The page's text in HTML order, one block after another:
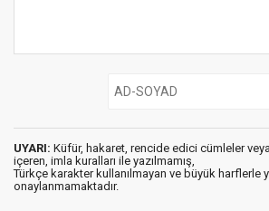
UYARI: Küfür, hakaret, rencide edici cümleler
içeren, imla kuralları ile yazılmamış,
Türkçe karakter kullanılmayan ve büyük harflerle
onaylanmamaktadır.